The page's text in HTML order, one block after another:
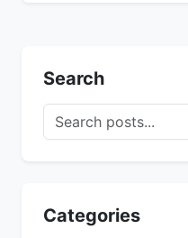
Search
Categories